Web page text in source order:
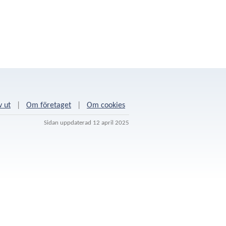
ut Om företaget Om cookies
Sidan uppdaterad 12 april 2025